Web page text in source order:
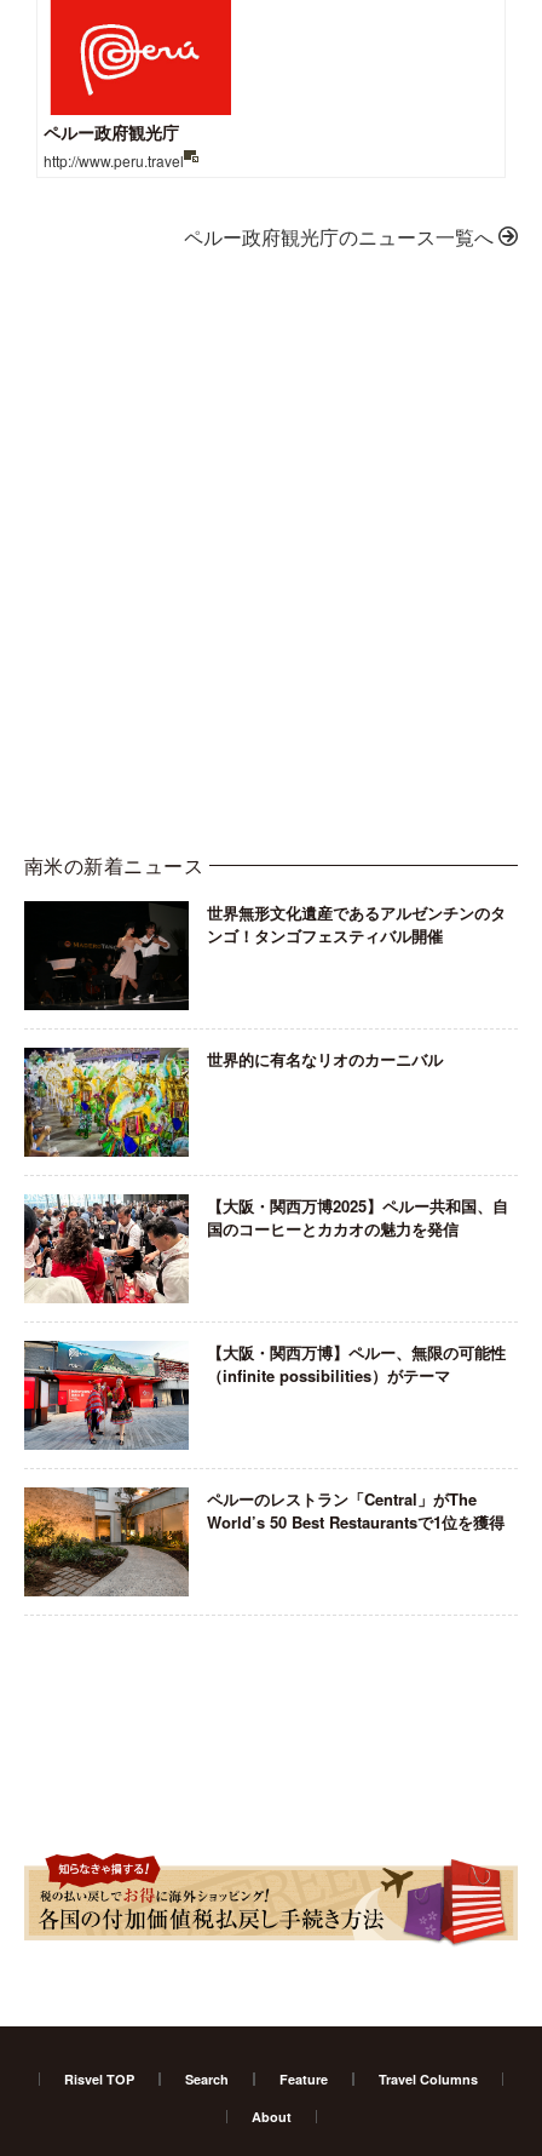
ペルー政府観光庁
http://www.peru.travel
ペルー政府観光庁のニュース一覧へ
南米の新着ニュース
世界無形文化遺産であるアルゼンチンのタ
ンゴ！タンゴフェスティバル開催
世界的に有名なリオのカーニバル
【大阪・関西万博2025】ペルー共和国、自
国のコーヒーとカカオの魅力を発信
【大阪・関西万博】ペルー、無限の可能性
（infinite possibilities）がテーマ
ペルーのレストラン「Central」がThe
World’s 50 Best Restaurantsで1位を獲得
Risvel TOP Search Feature Travel Columns
About